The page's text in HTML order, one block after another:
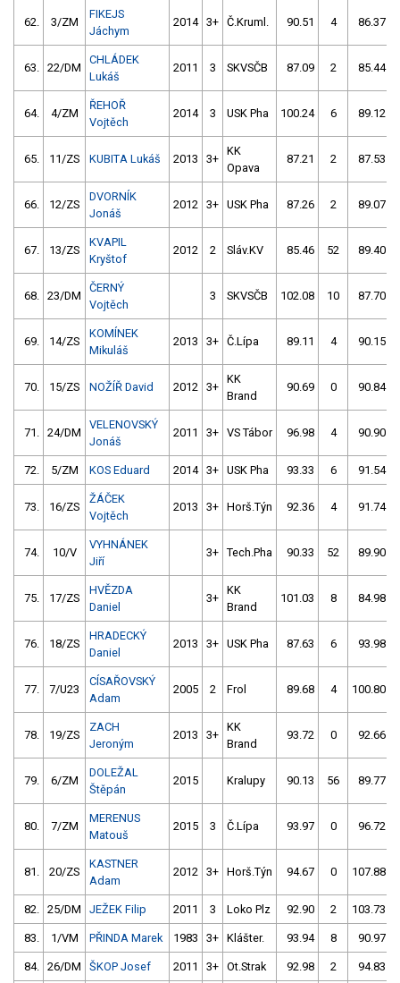
62. 3/ZM
FIKEJS
Jáchym
2014 3+ Č.Kruml. 90.51 4 86.37
63. 22/DM
CHLÁDEK
Lukáš
2011 3 SKVSČB 87.09 2 85.44
64. 4/ZM
ŘEHOŘ
Vojtěch
2014 3 USK Pha 100.24 6 89.12
65. 11/ZS KUBITA Lukáš 2013 3+
KK
Opava
87.21 2 87.53
66. 12/ZS
DVORNÍK
Jonáš
2012 3+ USK Pha 87.26 2 89.07
67. 13/ZS
KVAPIL
Kryštof
2012 2 Sláv.KV 85.46 52 89.40
68. 23/DM
ČERNÝ
Vojtěch
3 SKVSČB 102.08 10 87.70
69. 14/ZS
KOMÍNEK
Mikuláš
2013 3+ Č.Lípa 89.11 4 90.15
70. 15/ZS NOŽÍŘ David 2012 3+
KK
Brand
90.69 0 90.84
71. 24/DM
VELENOVSKÝ
Jonáš
2011 3+ VS Tábor 96.98 4 90.90
72. 5/ZM KOS Eduard 2014 3+ USK Pha 93.33 6 91.54
73. 16/ZS
ŽÁČEK
Vojtěch
2013 3+ Horš.Týn 92.36 4 91.74
74. 10/V
VYHNÁNEK
Jiří
3+ Tech.Pha 90.33 52 89.90
75. 17/ZS
HVĚZDA
Daniel
3+
KK
Brand
101.03 8 84.98
76. 18/ZS
HRADECKÝ
Daniel
2013 3+ USK Pha 87.63 6 93.98
77. 7/U23
CÍSAŘOVSKÝ
Adam
2005 2 Frol 89.68 4 100.80
78. 19/ZS
ZACH
Jeroným
2013 3+
KK
Brand
93.72 0 92.66
79. 6/ZM
DOLEŽAL
Štěpán
2015 Kralupy 90.13 56 89.77
80. 7/ZM
MERENUS
Matouš
2015 3 Č.Lípa 93.97 0 96.72
81. 20/ZS
KASTNER
Adam
2012 3+ Horš.Týn 94.67 0 107.88
82. 25/DM JEŽEK Filip 2011 3 Loko Plz 92.90 2 103.73
83. 1/VM PŘINDA Marek 1983 3+ Klášter. 93.94 8 90.97
84. 26/DM ŠKOP Josef 2011 3+ Ot.Strak 92.98 2 94.83